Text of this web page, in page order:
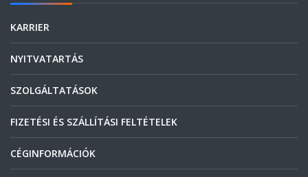
KARRIER
NYITVATARTÁS
SZOLGÁLTATÁSOK
FIZETÉSI ÉS SZÁLLÍTÁSI FELTÉTELEK
CÉGINFORMÁCIÓK